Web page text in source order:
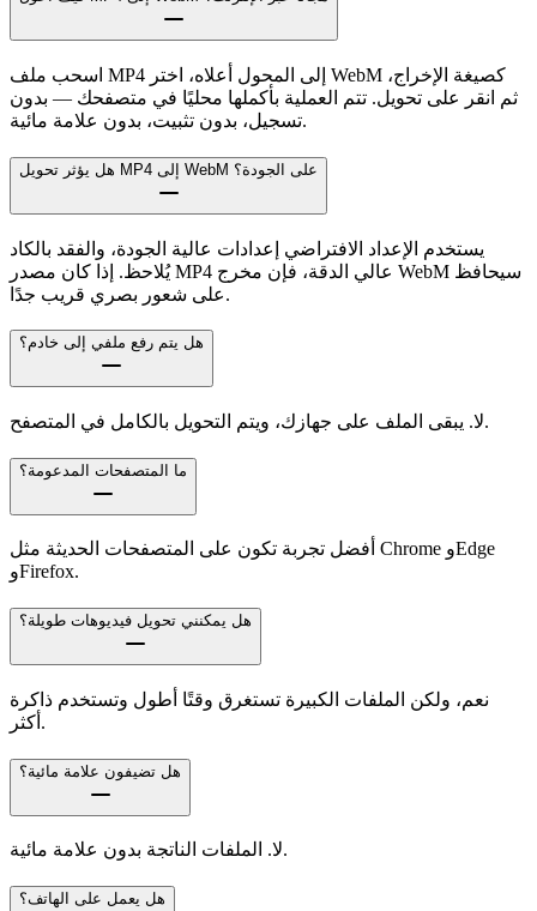
اسحب ملف MP4 إلى المحول أعلاه، اختر WebM كصيغة الإخراج،
ثم انقر على تحويل. تتم العملية بأكملها محليًا في متصفحك — بدون
تسجيل، بدون تثبيت، بدون علامة مائية.
هل يؤثر تحويل MP4 إلى WebM على الجودة؟
يستخدم الإعداد الافتراضي إعدادات عالية الجودة، والفقد بالكاد
يُلاحظ. إذا كان مصدر MP4 عالي الدقة، فإن مخرج WebM سيحافظ
على شعور بصري قريب جدًا.
هل يتم رفع ملفي إلى خادم؟
لا. يبقى الملف على جهازك، ويتم التحويل بالكامل في المتصفح.
ما المتصفحات المدعومة؟
أفضل تجربة تكون على المتصفحات الحديثة مثل Chrome وEdge
وFirefox.
هل يمكنني تحويل فيديوهات طويلة؟
نعم، ولكن الملفات الكبيرة تستغرق وقتًا أطول وتستخدم ذاكرة
أكثر.
هل تضيفون علامة مائية؟
لا. الملفات الناتجة بدون علامة مائية.
هل يعمل على الهاتف؟